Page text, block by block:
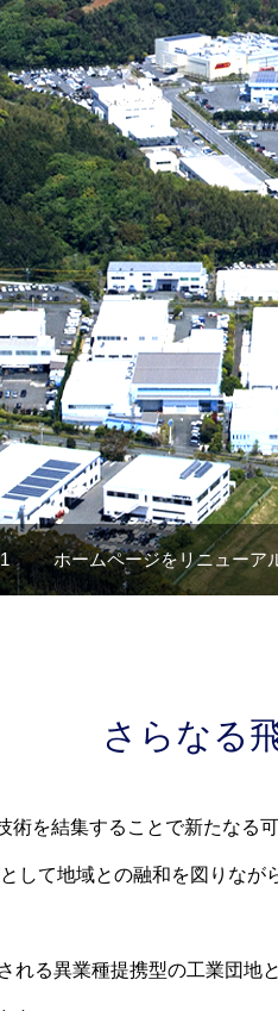
ホームページをリニューア
さらなる
術を結集することで新たなる
して地域との融和を図りなが
れる異業種提携型の工業団地